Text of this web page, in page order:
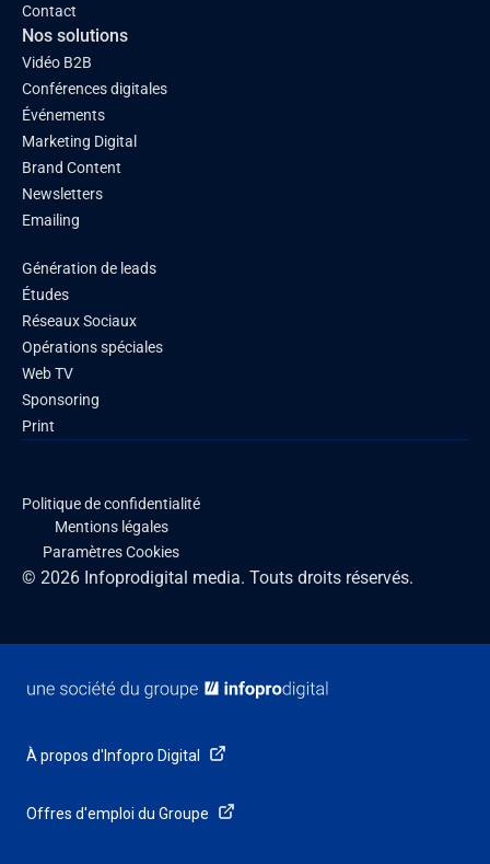
Contact
Nos solutions
Vidéo B2B
Conférences digitales
Événements
Marketing Digital
Brand Content
Newsletters
Emailing
Génération de leads
Études
Réseaux Sociaux
Opérations spéciales
Web TV
Sponsoring
Print
© 2026 Infoprodigital media. Touts droits réservés.
Politique de confidentialité
Mentions légales
Paramètres Cookies